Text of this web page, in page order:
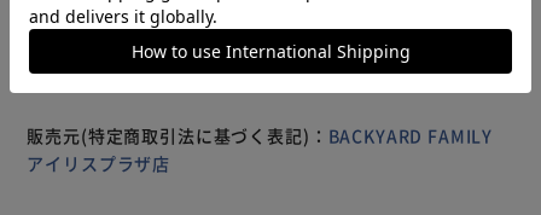
クッションはビーズ入りで、クセになる触り心地◎ 持ち運
びに便利なサイズ感。リビングやベッドルームではもちろ
ん、アウトドアやドライブでも活躍！ 様々なシーンでリラ
じめご了承ください。
販売元(特定商取引法に基づく表記)： BACKYARD FAMILY
アイリスプラザ店